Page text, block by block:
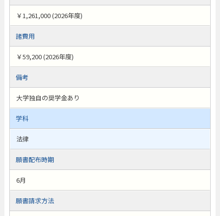
￥1,261,000 (2026年度)
諸費用
￥59,200 (2026年度)
備考
大学独自の奨学金あり
学科
法律
願書配布時期
6月
願書請求方法